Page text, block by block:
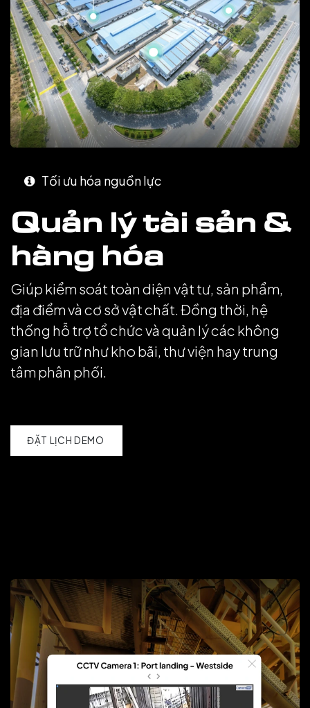
Tối ưu hóa nguồn lực
Quản lý tài sản &
hàng hóa
Giúp kiểm soát toàn diện vật tư, sản phẩm,
địa điểm và cơ sở vật chất. Đồng thời, hệ
thống hỗ trợ tổ chức và quản lý các không
gian lưu trữ như kho bãi, thư viện hay trung
tâm phân phối.
ĐẶT LỊCH DEMO